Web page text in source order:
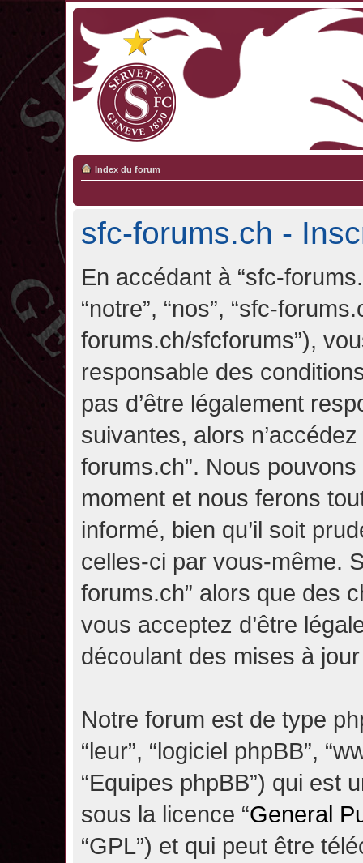
Index du forum
sfc-forums.ch -
En accédant à “sfc-
“notre”, “nos”, “sfc-
forums.ch/sfcforums”),
responsable des
pas d’être légalement
suivantes, alors
forums.ch”. Nous
moment et nous ferons
informé, bien qu’il soit
celles-ci par vous-même.
forums.ch” alors que des
vous acceptez d’être
découlant des mises à
Notre forum est de type
“leur”, “logiciel phpBB”,
“Equipes phpBB”) qui est
sous la licence “General
“GPL”) et qui peut être